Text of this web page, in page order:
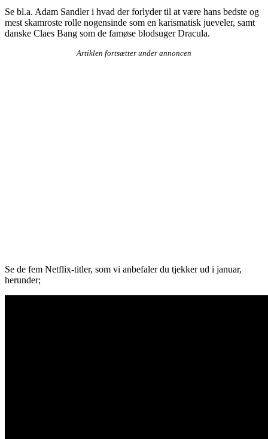
Se bl.a. Adam Sandler i hvad der forlyder til at være hans bedste og
mest skamroste rolle nogensinde som en karismatisk jueveler, samt
danske Claes Bang som de famøse blodsuger Dracula.
Artiklen fortsætter under annoncen
Se de fem Netflix-titler, som vi anbefaler du tjekker ud i januar,
herunder;